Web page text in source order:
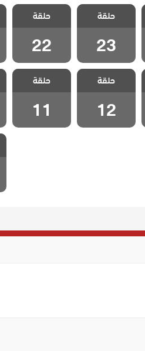
مسلسل حلم
اشرف الحلقة 23
حلقة
23
مسلسل حلم
اشرف الحلقة 22
حلقة
22
مسلسل حلم
اشرف الحلقة 12
حلقة
12
مسلسل حلم
اشرف الحلقة 11
حلقة
11